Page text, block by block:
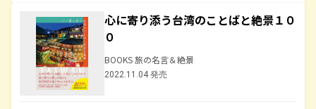
心に寄り添う台湾のことばと絶景１０
０
BOOKS 旅の名言＆絶景
2022.11.04 発売